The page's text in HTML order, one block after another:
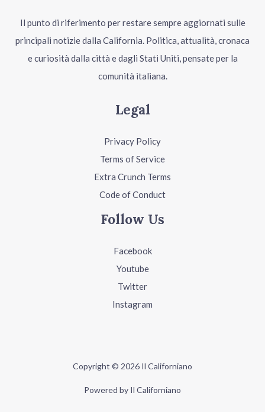
Il punto di riferimento per restare sempre aggiornati sulle
principali notizie dalla California. Politica, attualità, cronaca
e curiosità dalla città e dagli Stati Uniti, pensate per la
comunità italiana.
Legal
Privacy Policy
Terms of Service
Extra Crunch Terms
Code of Conduct
Follow Us
Facebook
Youtube
Twitter
Instagram
Copyright © 2026 Il Californiano
Powered by Il Californiano